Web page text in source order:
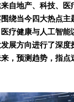
自地产、科技、医
绕当今四大热点主
疗健康与人工智能
展方向进行了深度
，预测趋势，指点